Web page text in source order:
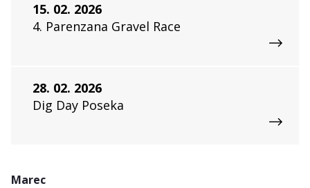
15. 02. 2026
4. Parenzana Gravel Race
28. 02. 2026
Dig Day Poseka
Marec